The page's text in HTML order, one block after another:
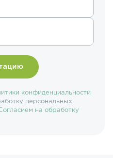
конфиденциальности
персональных
на обработку